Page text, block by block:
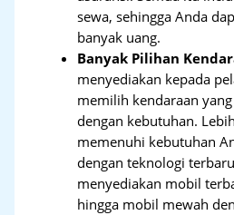
sewa, sehingga Anda
banyak uang.
Banyak Pilihan
menyediakan kepada
memilih kendaraan
dengan kebutuhan.
memenuhi kebutuhan
dengan teknologi
menyediakan mobil
hingga mobil mewah